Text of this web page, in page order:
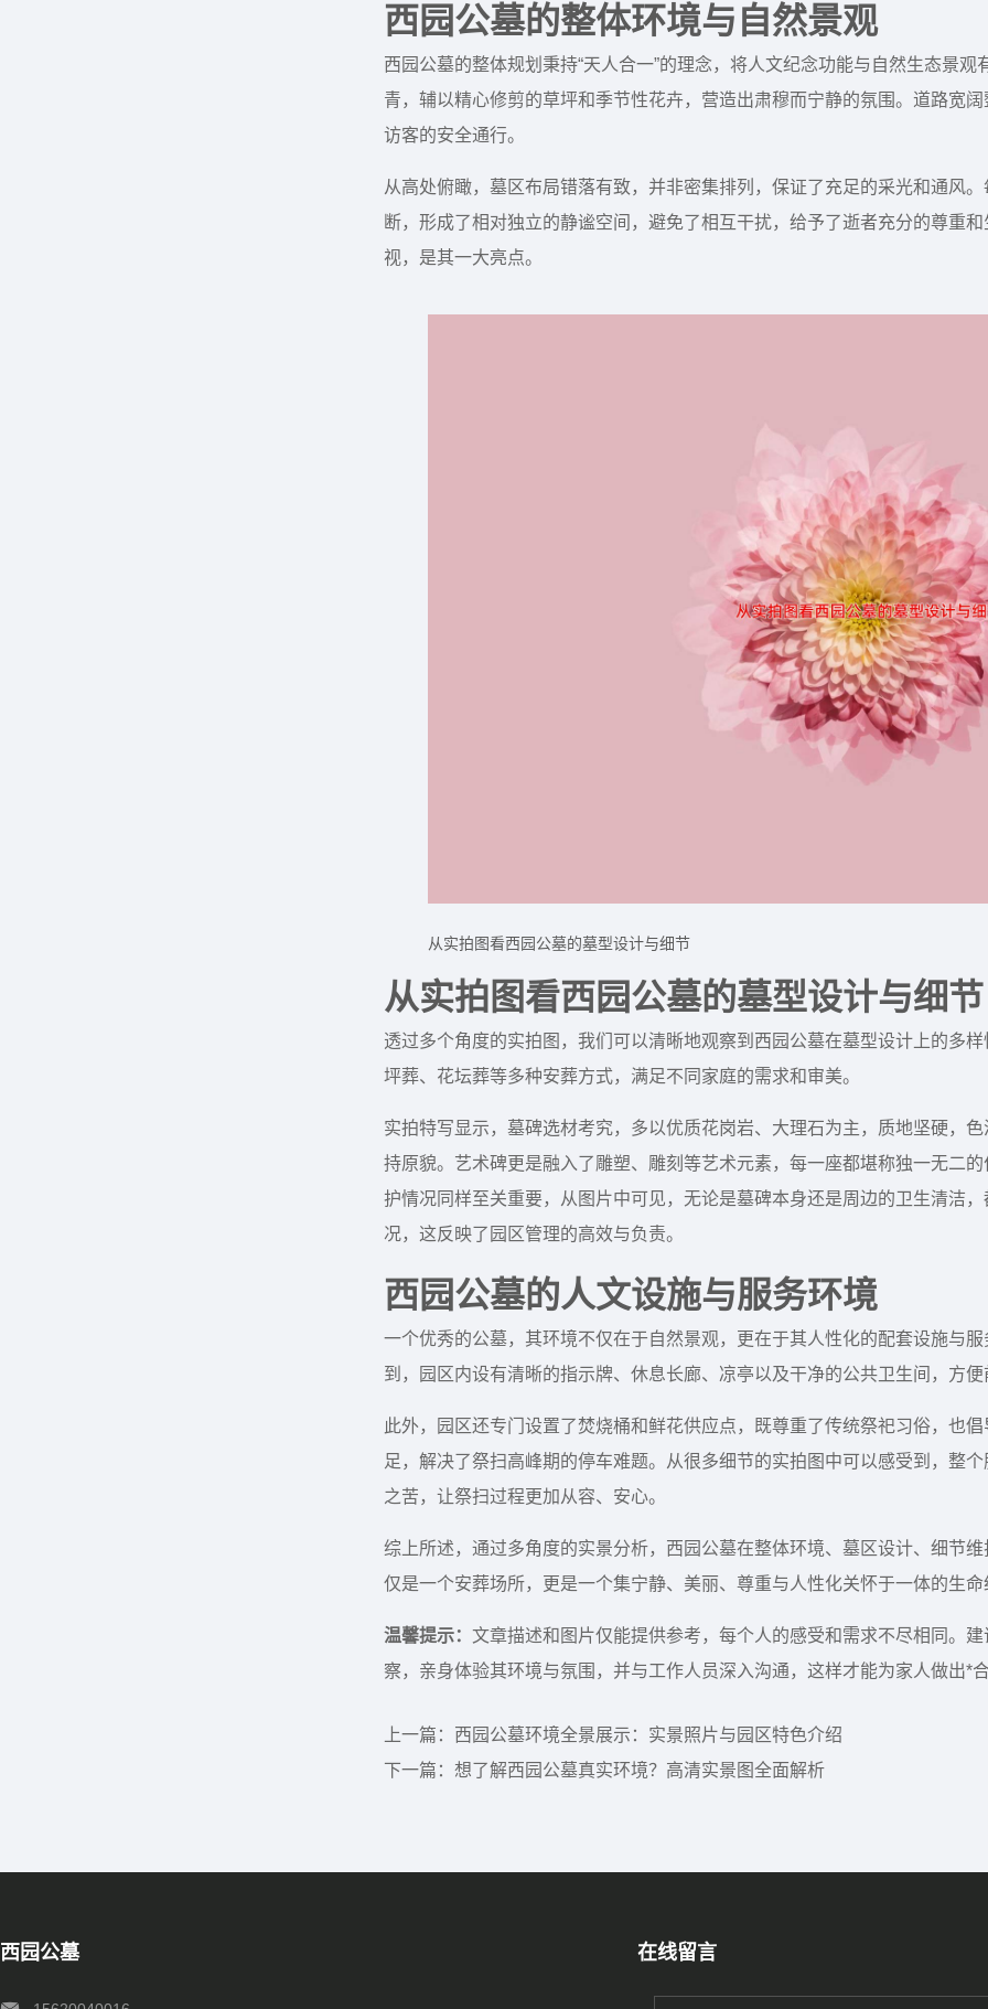
西园公墓的整体环境与自然景观
西园公墓的整体规划秉持“天人合一”的理念，将人文纪念功能与自然生态景
青，辅以精心修剪的草坪和季节性花卉，营造出肃穆而宁静的氛围。道路宽
访客的安全通行。
从高处俯瞰，墓区布局错落有致，并非密集排列，保证了充足的采光和通风
断，形成了相对独立的静谧空间，避免了相互干扰，给予了逝者充分的尊重
视，是其一大亮点。
从实拍图看西园公墓的墓型设计与细节
从实拍图看西园公墓的墓型设计与细节
透过多个角度的实拍图，我们可以清晰地观察到西园公墓在墓型设计上的多
坪葬、花坛葬等多种安葬方式，满足不同家庭的需求和审美。
实拍特写显示，墓碑选材考究，多以优质花岗岩、大理石为主，质地坚硬，
持原貌。艺术碑更是融入了雕塑、雕刻等艺术元素，每一座都堪称独一无二
护情况同样至关重要，从图片中可见，无论是墓碑本身还是周边的卫生清洁
况，这反映了园区管理的高效与负责。
西园公墓的人文设施与服务环境
一个优秀的公墓，其环境不仅在于自然景观，更在于其人性化的配套设施与
到，园区内设有清晰的指示牌、休息长廊、凉亭以及干净的公共卫生间，方
此外，园区还专门设置了焚烧桶和鲜花供应点，既尊重了传统祭祀习俗，也
足，解决了祭扫高峰期的停车难题。从很多细节的实拍图中可以感受到，整
之苦，让祭扫过程更加从容、安心。
综上所述，通过多角度的实景分析，西园公墓在整体环境、墓区设计、细节
仅是一个安葬场所，更是一个集宁静、美丽、尊重与人性化关怀于一体的生
温馨提示： 文章描述和图片仅能提供参考，每个人的感受和需求不尽相同。
察，亲身体验其环境与氛围，并与工作人员深入沟通，这样才能为家人做出*
上一篇： 西园公墓环境全景展示：实景照片与园区特色介绍
下一篇： 想了解西园公墓真实环境？高清实景图全面解析
西园公墓 在线留言